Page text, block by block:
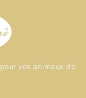
vos animaux de